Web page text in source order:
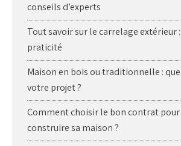
conseils d’experts
Tout savoir sur le carrelage extérieur
praticité
Maison en bois ou traditionnelle :
votre projet ?
Comment choisir le bon contrat
construire sa maison ?